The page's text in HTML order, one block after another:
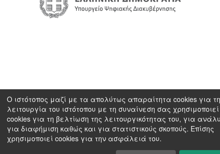
Ο ιστότοπος μαζί με τα απολύτως απαραίτητα cookies για
λειτουργία του ιστότοπου με τη συναίνεση σας χρησιμοποιεί
cookies για τη βελτίωση της λειτουργικότητας του, για
για διαφήμιση καθώς και για στατιστικούς σκοπούς. Επίσης
χρησιμοποιεί cookies για την ασφάλειά του.